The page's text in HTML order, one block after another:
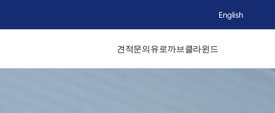
English
견적문의유로까브클라윈드